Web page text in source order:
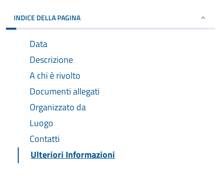
INDICE DELLA PAGINA
Data
Descrizione
A chi è rivolto
Documenti allegati
Organizzato da
Luogo
Contatti
Ulteriori Informazioni